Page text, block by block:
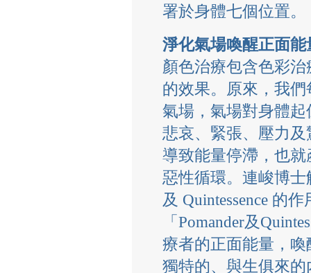
署於身體七個位置。
淨化氣場喚醒正面能
顏色治療包含色彩
的效果。原來，我
氣場，氣場對身體
悲哀、緊張、壓力
導致能量停滯，也
惡性循環。連峻博士
及 Quintessence 的作
「Pomander及
療者的正面能量，
獨特的、與生俱來